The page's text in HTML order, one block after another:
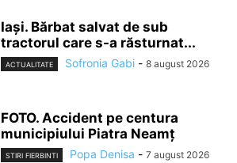
Iași. Bărbat salvat de sub
tractorul care s-a răsturnat...
ACTUALITATE Sofronia Gabi - 8 august 2026
FOTO. Accident pe centura
municipiului Piatra Neamț
STIRI FIERBINTI Popa Denisa - 7 august 2026